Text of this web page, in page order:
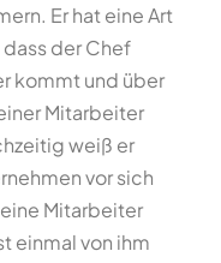
Er hat eine Art
der Chef
kommt und über
Mitarbeiter
weiß er
vor sich
Mitarbeiter
einmal von ihm